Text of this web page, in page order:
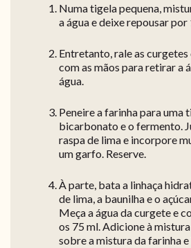
Numa tigela pequena,
a água e deixe repousar
Entretanto, rale as
com as mãos para retirar a
água.
Peneire a farinha para uma
bicarbonato e o fermento.
raspa de lima e incorpore
um garfo. Reserve.
À parte, bata a linhaça
de lima, a baunilha e o
Meça a água da curgete e
os 75 ml. Adicione à
sobre a mistura da farinha